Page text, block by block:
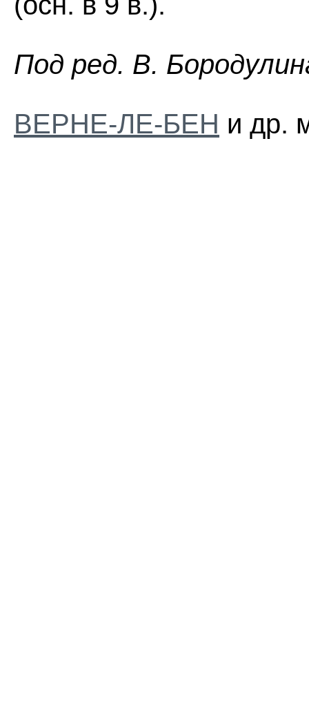
Пoд peд. B.
ВЕРНЕ-ЛЕ-БЕН и др.